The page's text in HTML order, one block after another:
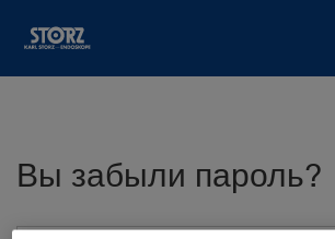
Вы забыли пароль?